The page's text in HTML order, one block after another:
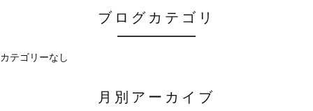
ブログカテゴリ
カテゴリーなし
月別アーカイブ